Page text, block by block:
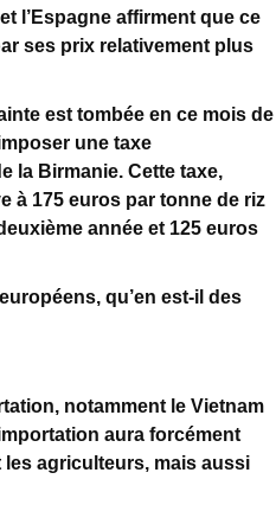
l’Espagne affirment que ce
ses prix relativement plus
est tombée en ce mois de
une taxe
la Birmanie. Cette taxe,
à 175 euros par tonne de riz
année et 125 euros
qu’en est-il des
notamment le Vietnam
aura forcément
agriculteurs, mais aussi